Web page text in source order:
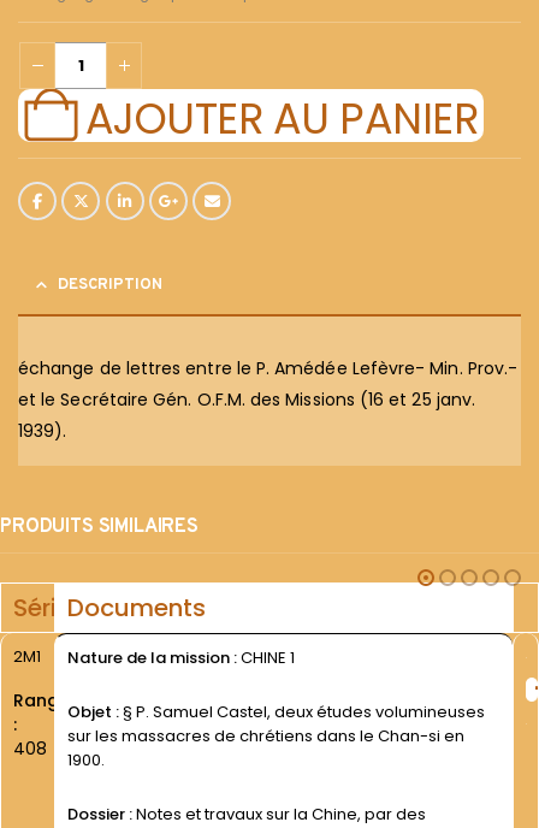
AJOUTER AU PANIER
DESCRIPTION
échange de lettres entre le P. Amédée Lefèvre- Min. Prov.-
et le Secrétaire Gén. O.F.M. des Missions (16 et 25 janv.
1939).
PRODUITS SIMILAIRES
SérieDocuments
2M1
Rang
:
408
Nature de la mission :CHINE 1
Objet :§ P. Samuel Castel, deux études volumineuses
sur les massacres de chrétiens dans le Chan-si en
1900.
Dossier :Notes et travaux sur la Chine, par des